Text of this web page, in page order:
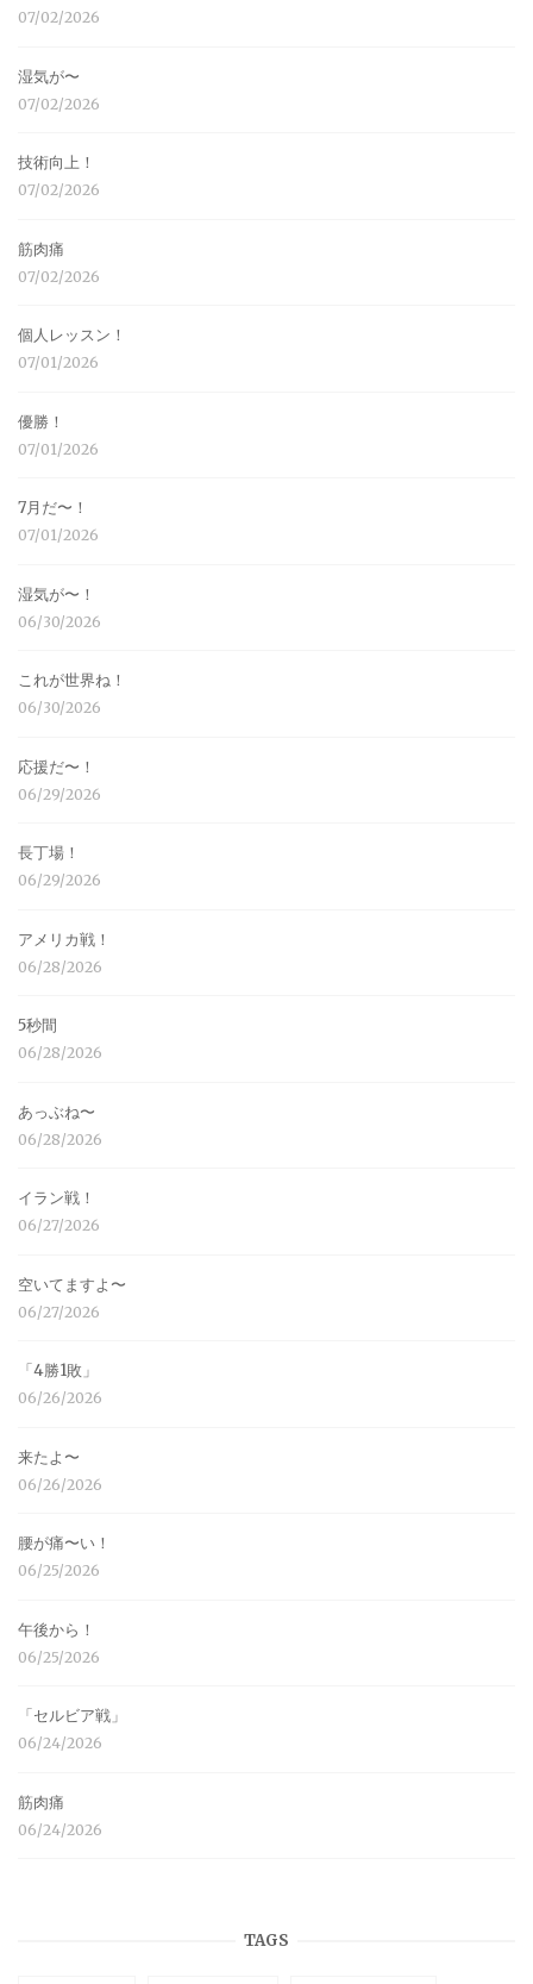
07/02/2026
湿気が〜
07/02/2026
技術向上！
07/02/2026
筋肉痛
07/02/2026
個人レッスン！
07/01/2026
優勝！
07/01/2026
7月だ〜！
07/01/2026
湿気が〜！
06/30/2026
これが世界ね！
06/30/2026
応援だ〜！
06/29/2026
長丁場！
06/29/2026
アメリカ戦！
06/28/2026
5秒間
06/28/2026
あっぶね〜
06/28/2026
イラン戦！
06/27/2026
空いてますよ〜
06/27/2026
「4勝1敗」
06/26/2026
来たよ〜
06/26/2026
腰が痛〜い！
06/25/2026
午後から！
06/25/2026
「セルビア戦」
06/24/2026
筋肉痛
06/24/2026
TAGS